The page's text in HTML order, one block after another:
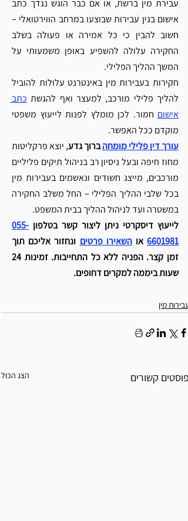
המשך ההליך הפלילי.
להליך פלילי מורכב, למעצר ואף להגשת
אישום
מוקדם ככל האפשר.
עורך דין פלילי מומחה ברוך גדע
במשטרה ועד לניהול ההליך בבית המשפט.
לייעוץ דיסקרטי ניתן ליצור קשר בטלפון 055-
6601981 או השאירו פרטים
זמן קצר.
שעות ביממה למקרים דחופים.
עבירות מין
פוסטים קשורים הצג הכול